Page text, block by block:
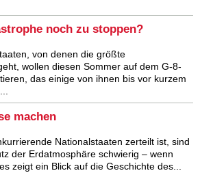
noch zu stoppen?
von denen die größte
wollen diesen Sommer auf dem G-8-
das einige von ihnen bis vor kurzem
machen
Nationalstaaten zerteilt ist, sind
der Erdatmosphäre schwierig – wenn
zeigt ein Blick auf die Geschichte des...